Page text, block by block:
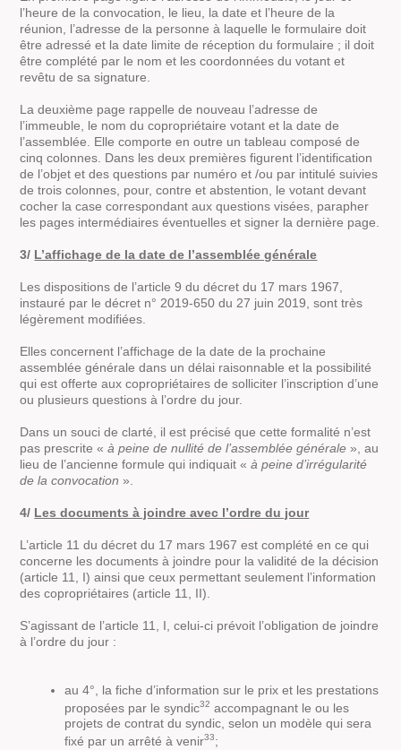
l’heure de la convocation, le lieu, la date et l’heure de la
réunion, l’adresse de la personne à laquelle le formulaire doit
être adressé et la date limite de réception du formulaire ; il doit
être complété par le nom et les coordonnées du votant et
revêtu de sa signature.
La deuxième page rappelle de nouveau l’adresse de
l’immeuble, le nom du copropriétaire votant et la date de
l’assemblée. Elle comporte en outre un tableau composé de
cinq colonnes. Dans les deux premières figurent l’identification
de l’objet et des questions par numéro et /ou par intitulé suivies
de trois colonnes, pour, contre et abstention, le votant devant
cocher la case correspondant aux questions visées, parapher
les pages intermédiaires éventuelles et signer la dernière page.
3/ L’affichage de la date de l’assemblée générale
Les dispositions de l’article 9 du décret du 17 mars 1967,
instauré par le décret n° 2019-650 du 27 juin 2019, sont très
légèrement modifiées.
Elles concernent l’affichage de la date de la prochaine
assemblée générale dans un délai raisonnable et la possibilité
qui est offerte aux copropriétaires de solliciter l’inscription d’une
ou plusieurs questions à l’ordre du jour.
Dans un souci de clarté, il est précisé que cette formalité n’est
pas prescrite «à peine de nullité de l’assemblée générale », au
lieu de l’ancienne formule qui indiquait «à peine d’irrégularité
de la convocation ».
4/ Les documents à joindre avec l’ordre du jour
L’article 11 du décret du 17 mars 1967 est complété en ce qui
concerne les documents à joindre pour la validité de la décision
(article 11, I) ainsi que ceux permettant seulement l’information
des copropriétaires (article 11, II).
S’agissant de l’article 11, I, celui-ci prévoit l’obligation de joindre
à l’ordre du jour :
au 4°, la fiche d’information sur le prix et les prestations
proposées par le syndic32 accompagnant le ou les
projets de contrat du syndic, selon un modèle qui sera
fixé par un arrêté à venir33;